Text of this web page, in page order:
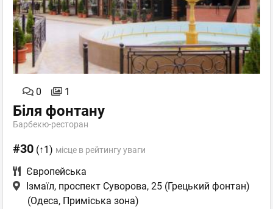
0 1
Біля фонтану
Барбекю-ресторан
#30 (↑1) місце в рейтингу уваги
Європейська
Ізмаїл, проспект Суворова, 25 (Грецький фонтан)
(Одеса, Приміська зона)